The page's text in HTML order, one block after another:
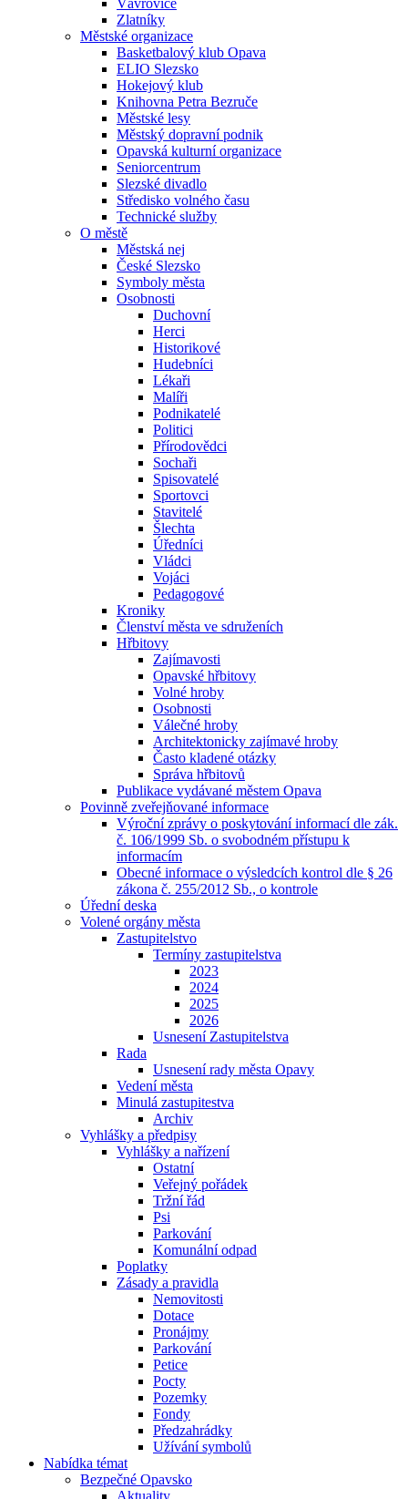
Vávrovice
Zlatníky
Městské organizace
Basketbalový klub Opava
ELIO Slezsko
Hokejový klub
Knihovna Petra Bezruče
Městské lesy
Městský dopravní podnik
Opavská kulturní organizace
Seniorcentrum
Slezské divadlo
Středisko volného času
Technické služby
O městě
Městská nej
České Slezsko
Symboly města
Osobnosti
Duchovní
Herci
Historikové
Hudebníci
Lékaři
Malíři
Podnikatelé
Politici
Přírodovědci
Sochaři
Spisovatelé
Sportovci
Stavitelé
Šlechta
Úředníci
Vládci
Vojáci
Pedagogové
Kroniky
Členství města ve sdruženích
Hřbitovy
Zajímavosti
Opavské hřbitovy
Volné hroby
Osobnosti
Válečné hroby
Architektonicky zajímavé hroby
Často kladené otázky
Správa hřbitovů
Publikace vydávané městem Opava
Povinně zveřejňované informace
Výroční zprávy o poskytování informací dle zák.
č. 106/1999 Sb. o svobodném přístupu k
informacím
Obecné informace o výsledcích kontrol dle § 26
zákona č. 255/2012 Sb., o kontrole
Úřední deska
Volené orgány města
Zastupitelstvo
Termíny zastupitelstva
2023
2024
2025
2026
Usnesení Zastupitelstva
Rada
Usnesení rady města Opavy
Vedení města
Minulá zastupitestva
Archiv
Vyhlášky a předpisy
Vyhlášky a nařízení
Ostatní
Veřejný pořádek
Tržní řád
Psi
Parkování
Komunální odpad
Poplatky
Zásady a pravidla
Nemovitosti
Dotace
Pronájmy
Parkování
Petice
Pocty
Pozemky
Fondy
Předzahrádky
Užívání symbolů
Nabídka témat
Bezpečné Opavsko